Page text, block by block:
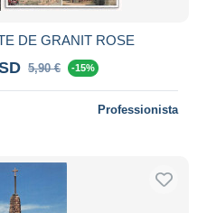
DE GRANIT ROSE
5,90 € -15%
Professionista